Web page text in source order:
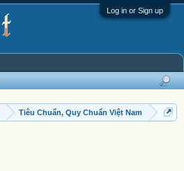
Log in or Sign up
Tiêu Chuẩn, Quy Chuẩn Việt Nam